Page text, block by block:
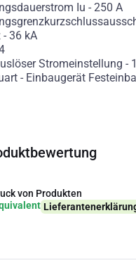
Iu - 250 A
- 36 kA
Stromeinstellung -
- Einbaugerät
von Produkten